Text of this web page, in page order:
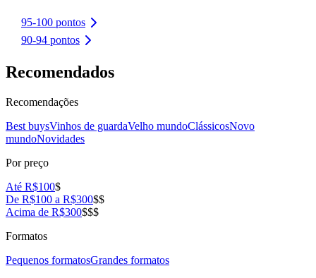
95-100 pontos
90-94 pontos
Recomendados
Recomendações
Best buysVinhos de guardaVelho mundoClássicosNovo
mundoNovidades
Por preço
Até R$100$
De R$100 a R$300$$
Acima de R$300$$$
Formatos
Pequenos formatosGrandes formatos